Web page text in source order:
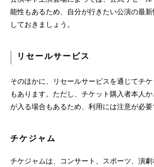
能性もあるため、自分が行きたい公演の最
しておきましょう。
リセールサービス
そのほかに、リセールサービスを通じてチ
もあります。ただし、チケット購入者本人
が入る場合もあるため、利用には注意が必要
チケジャム
チケジャムは、コンサート、スポーツ、演